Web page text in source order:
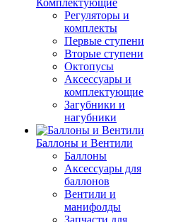
Комплектующие
Регуляторы и
комплекты
Первые ступени
Вторые ступени
Октопусы
Аксессуары и
комплектующие
Загубники и
нагубники
Баллоны и Вентили
Баллоны
Аксессуары для
баллонов
Вентили и
манифолды
Запчасти для